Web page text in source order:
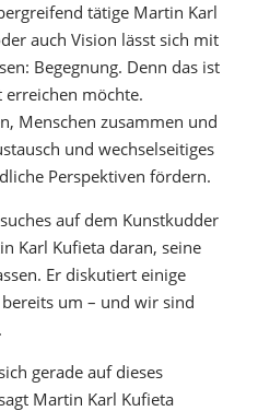
tätige Martin Karl
auch Vision lässt sich mit
Begegnung. Denn das ist
erreichen möchte.
Menschen zusammen und
und wechselseitiges
Perspektiven fördern.
auf dem Kunstkudder
Karl Kufieta daran, seine
Er diskutiert einige
um – und wir sind
gerade auf dieses
Martin Karl Kufieta